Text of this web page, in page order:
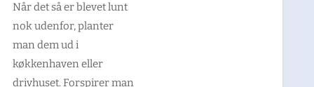
Når det så er blevet lunt
nok udenfor, planter
man dem ud i
køkkenhaven eller
drivhuset. Forspirer man